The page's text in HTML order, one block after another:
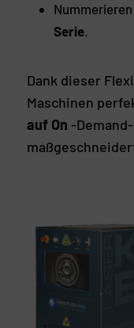
Nummerieren
Serie.
Dank dieser
Maschinen
auf On -